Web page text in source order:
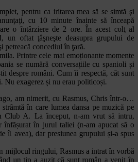
pentru ca iritarea mea să se simtă şi
cu 10 minute înainte să înceapă
o întârziere de 2 ore. În acest colţ al
un oftat ţâşneşte deasupra grupului de
petreacă concediul în ţară.
Printre cele mai emoționante momente
se numără conversațiile cu spanioli și
despre români. Cum îi respectă, cât sunt
Nu exagerez și nu erau politicoși.
am nimerit, cu Rasmus, Chris într-o…
în care lumea dansa pe muzică pe
Club A. La început, n-am vrut să intru,
înfășurat în jurul taliei (n-am apucat să o
îl avea), dar presiunea grupului și-a spus
mijlocul ringului, Rasmus a intrat în vorbă
un tip a auzit că sunt român a venit în